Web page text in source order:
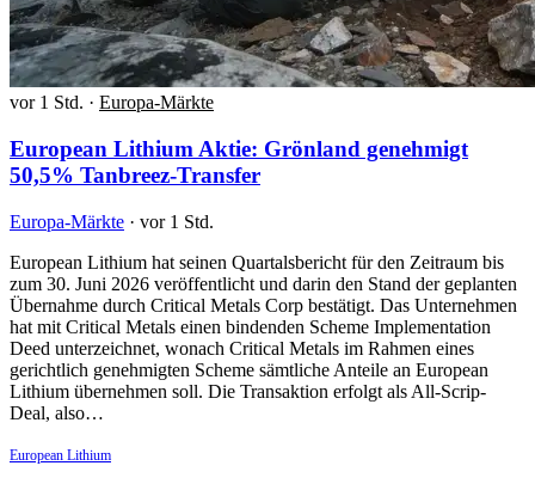
vor 1 Std. · Europa-Märkte
European Lithium Aktie: Grönland genehmigt
50,5% Tanbreez-Transfer
Europa-Märkte · vor 1 Std.
European Lithium hat seinen Quartalsbericht für den Zeitraum bis
zum 30. Juni 2026 veröffentlicht und darin den Stand der geplanten
Übernahme durch Critical Metals Corp bestätigt. Das Unternehmen
hat mit Critical Metals einen bindenden Scheme Implementation
Deed unterzeichnet, wonach Critical Metals im Rahmen eines
gerichtlich genehmigten Scheme sämtliche Anteile an European
Lithium übernehmen soll. Die Transaktion erfolgt als All-Scrip-
Deal, also…
European Lithium